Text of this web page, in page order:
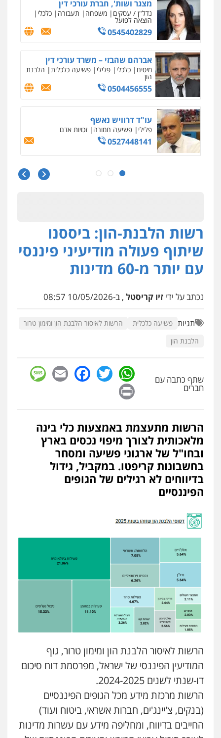
עו"ד מוחמד סביחאת
פלילי תעבורה פשיעה כלכלית
0525077716
עו"ד אורי רינצקי
פלילי כלכלי ניהול משפטים
0506216813
רעות כהן – משרד עורכי דין
פלילי צווארון לבן תעבורה אסירים
וחקירות
0506277425
עו"ד נעם שביט
הלבנת הון
לוי מלאך דדון – משרד עו"ד
פשיעה חמורה מעצרים וחקירות
0544231863
פלילי עורכי דין לענייני אסירים
0507061374
עו"ד רועי אטיאס
525043999
מצגר ושות', חברת עורכי דין
נדל"ן / עסקים משפחה תעבורה כלכלי
הוצאה לפועל
0545402829
מיסים כלכלי
0504456555
פלילי פשיעה חמורה זכויות אדם
0527448141
עו"ד שילה ענבר
פלילי כלכלי מיסים הלבנת הון ייעוץ לעורכי
0506216097
עו"ד אריה פטר
לשעבר סגן מנהל המחלקה הפלילית
בפרקליטות המדינה
0506217994
רשות הלבנת-הון: ביססנו
שיתוף פעולה מודיעיני פיננסי
עם יותר מ-60 מדינות
נכתב על ידי זיו קריסטל , ב-10/05/2026 08:57
תגיות פשיעה כלכלית
הרשות לאיסור הלבנת הון ומימון טרור
הלבנת הון
שתף כתבה עם
חברים
WhatsApp
Twitter
Facebook
Email
הרשות מתעצמת באמצעות כלי בינה
מלאכותית לצורך מיפוי נכסים בארץ
ובחו"ל של ארגוני פשיעה ומסחר
בחשבונות קריפטו. במקביל, גידול
בדיווחים לא רגילים של הגופים
הפיננסיים
הרשות לאיסור הלבנת הון ומימון טרור, גוף
המודיעין הפיננסי של ישראל, מפרסמת דוח סיכום
דו-שנתי לשנים 2024-2025.
הרשות מרכזת מידע מכל הגופים הפיננסיים
(בנקים, צ'יינג'ים, חברות אשראי, ביטוח ועוד)
החייבים בדיווח, ומחליפה מידע עם עשרות מדינות